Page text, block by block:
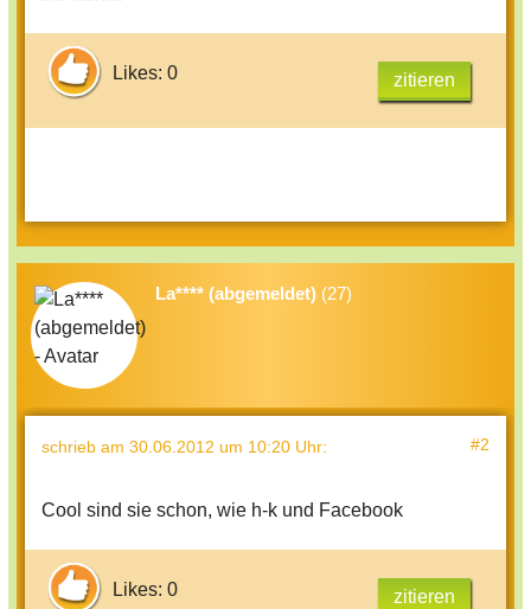
Likes: 0 zitieren
La**** (abgemeldet) (27)
schrieb am 30.06.2012 um 10:20 Uhr: #2
Cool sind sie schon, wie h-k und Facebook
Likes: 0 zitieren